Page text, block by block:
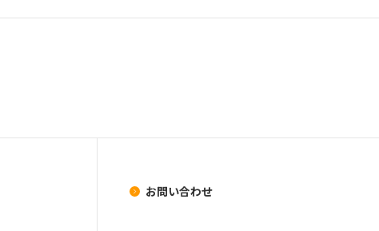
お問い合わせ